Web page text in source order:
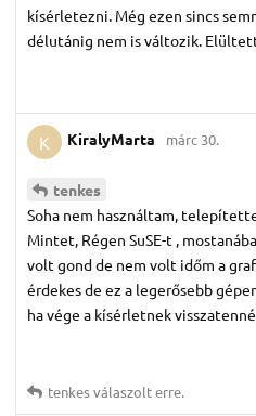
kísérletezni. Még ezen sincs
délutánig nem is változik.
K KiralyMarta márc 30.
tenkes
Soha nem használtam,
Mintet, Régen SuSE-t ,
volt gond de nem volt időm a
érdekes de ez a legerősebb
ha vége a kísérletnek
tenkesválaszolt erre.